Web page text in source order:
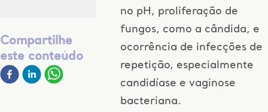
Compartilhe
este conteúdo
no pH, proliferação de
fungos, como a cândida, e
ocorrência de infecções de
repetição, especialmente
candidíase e vaginose
bacteriana.